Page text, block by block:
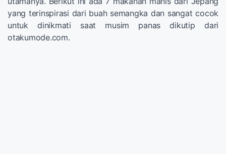
yang terinspirasi dari buah semangka dan sangat cocok
untuk dinikmati saat musim panas dikutip dari
otakumode.com.